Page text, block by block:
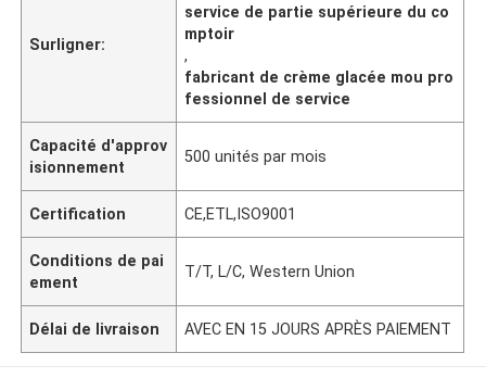
Surligner:
service de partie supérieure du co
mptoir
,
fabricant de crème glacée mou pro
fessionnel de service
Capacité d'approv
isionnement
500 unités par mois
Certification CE,ETL,ISO9001
Conditions de pai
ement
T/T, L/C, Western Union
Délai de livraison AVEC EN 15 JOURS APRÈS PAIEMENT